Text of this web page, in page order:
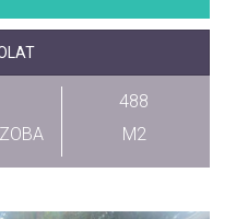
488
M2